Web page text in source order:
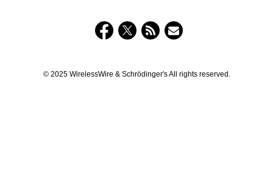
© 2025 WirelessWire & Schrödinger's All rights reserved.